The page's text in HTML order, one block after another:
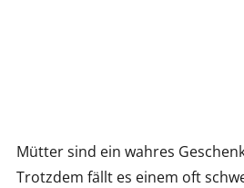
Mütter sind ein wahres
Trotzdem fällt es einem oft